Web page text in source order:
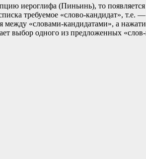
иероглифа (Пиньинь), то
требуемое «слово-кандидат»,
между «словами-кандидатами», а
выбор одного из предложенных